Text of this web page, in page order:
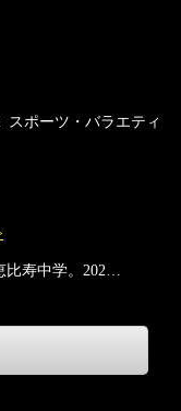
スポーツ・バラエティ
比寿中学。202…